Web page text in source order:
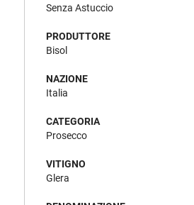
Senza Astuccio
PRODUTTORE
Bisol
NAZIONE
Italia
CATEGORIA
Prosecco
VITIGNO
Glera